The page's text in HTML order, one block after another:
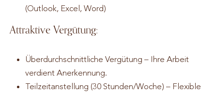
(Outlook, Excel, Word)
Attraktive Vergütung:
Überdurchschnittliche Vergütung – Ihre Arbeit
verdient Anerkennung.
Teilzeitanstellung (30 Stunden/Woche) – Flexible